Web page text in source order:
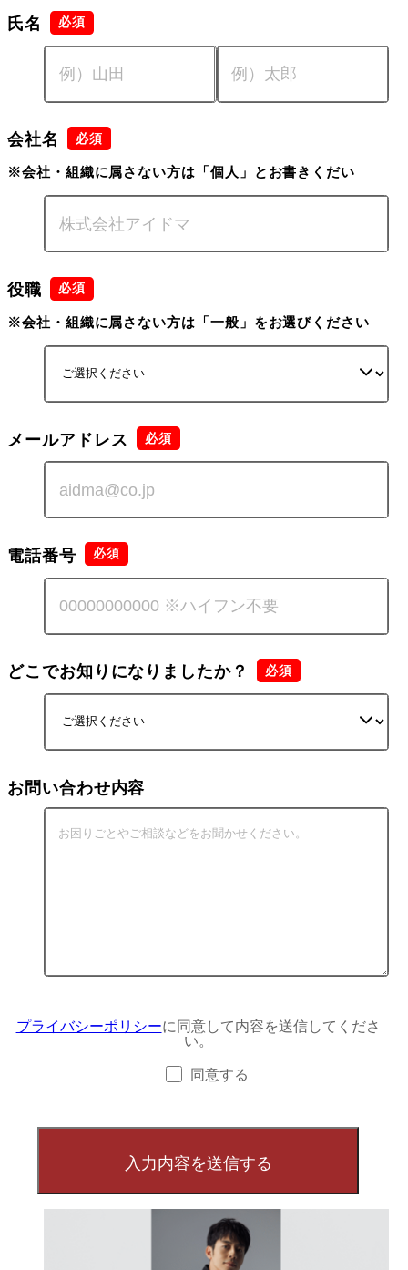
氏名
会社名
※会社・組織に属さない方は「個人」とお書きくだい
役職
※会社・組織に属さない方は「一般」をお選びください
メールアドレス
電話番号
どこでお知りになりましたか？
お問い合わせ内容
プライバシーポリシーに同意して内容を送信してくださ
い。
同意する